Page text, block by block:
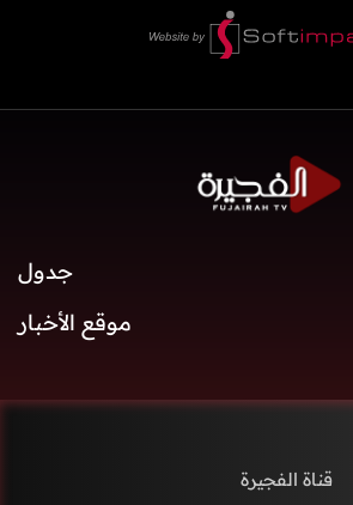
جدول
موقع الأخبار
قناة الفجيرة